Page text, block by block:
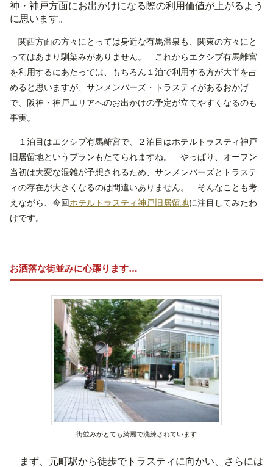
神・神戸方面にお出かけになる際の利用価値が上がるよう
に思います。
関西方面の方々にとっては身近な有馬温泉も、関東の方々にと
ってはあまり馴染みがありません。 これからエクシブ有馬離宮
を利用するにあたっては、もちろん１泊で利用する方が大半を占
めると思いますが、サンメンバーズ・トラスティがあるおかげ
で、阪神・神戸エリアへのお出かけの予定が立てやすくなるのも
事実。
１泊目はエクシブ有馬離宮で、２泊目はホテルトラスティ神戸
旧居留地というプランもたてられますね。 やっぱり、オープン
当初は大変な混雑が予想されるため、サンメンバーズとトラステ
ィの存在が大きくなるのは間違いありません。 そんなことも考
えながら、今回ホテルトラスティ神戸旧居留地に注目してみたわ
けです。
お洒落な街並みに心躍ります…
街並みがとても綺麗で洗練されています
まず、元町駅から徒歩でトラスティに向かい、さらには